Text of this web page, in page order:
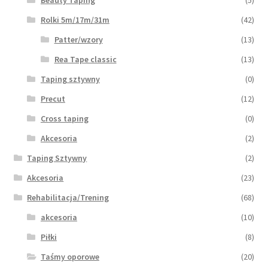
Rolki 5m/17m/31m
(42)
Patter/wzory
(13)
Rea Tape classic
(13)
Taping sztywny
(0)
Precut
(12)
Cross taping
(0)
Akcesoria
(2)
Taping Sztywny
(2)
Akcesoria
(23)
Rehabilitacja/Trening
(68)
akcesoria
(10)
Piłki
(8)
Taśmy oporowe
(20)